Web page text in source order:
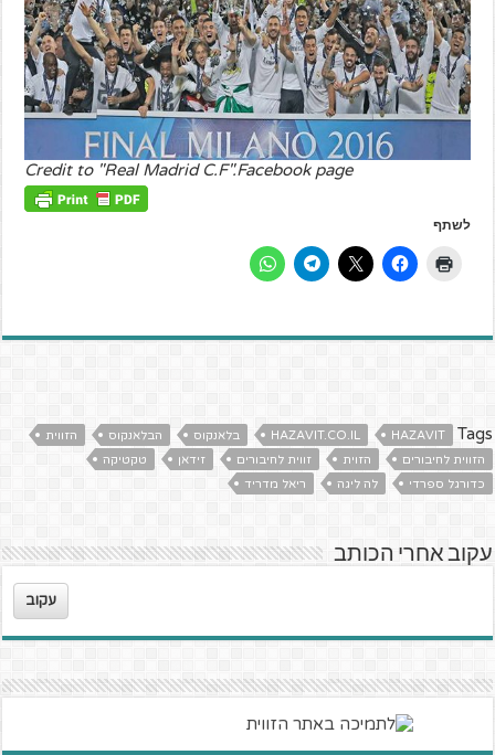
Credit to "Real Madrid C.F".Facebook page
לשתף
Tags
HAZAVIT
HAZAVIT.CO.IL בלאנקוס הבלאנקוס
הזווית
הזווית לחיבורים
הזוית זווית לחיבורים זידאן
טקטיקה
כדורגל ספרדי
לה ליגה ריאל מדריד
עקוב אחרי הכותב
עקוב